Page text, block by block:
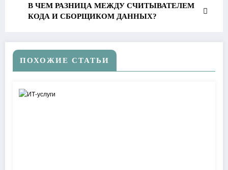
В ЧЕМ РАЗНИЦА МЕЖДУ СЧИТЫВАТЕЛЕМ
КОДА И СБОРЩИКОМ ДАННЫХ?
ПОХОЖИЕ СТАТЬИ